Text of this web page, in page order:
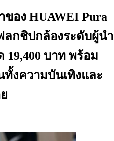
ของ HUAWEI Pura
ฟลกชิปกล้องระดับผู้นำ
บาท พร้อม
งความบันเทิงและ